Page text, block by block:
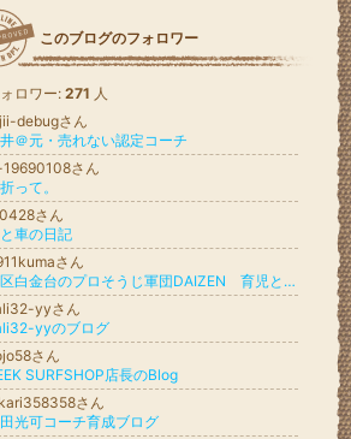
このブログのフォロワー
ロワー: 271 人
debugさん
＠元・売れない認定コーチ
さん
って。
さん
車の日記
さん
港区白金台のプロそうじ軍団DAIZEN 育児と仕事で自分の時間ゼロ…そんな貴方を救う、プロそうじ軍団DAIZEN
yyさん
yyのブログ
さん
SURFSHOP店長のBlog
さん
光可コーチ育成ブログ